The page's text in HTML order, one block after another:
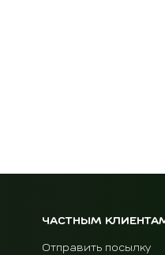
ЧАСТНЫМ
Отправить посылку